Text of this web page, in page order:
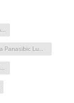
Https Www Spesifikasiharga Com Panasonic Lumix Cm1 Ponsel Kamera Pintar Dengan Os Android
Harga Panasibic Lumix Smartphone
Harga Panasonic Android Kamera 2017